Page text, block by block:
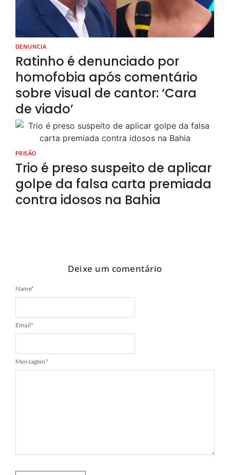
DENUNCIA
Ratinho é denunciado por
homofobia após comentário
sobre visual de cantor: ‘Cara
de viado’
PRISÃO
Trio é preso suspeito de aplicar
golpe da falsa carta premiada
contra idosos na Bahia
Deixe um comentário
Name*
Email*